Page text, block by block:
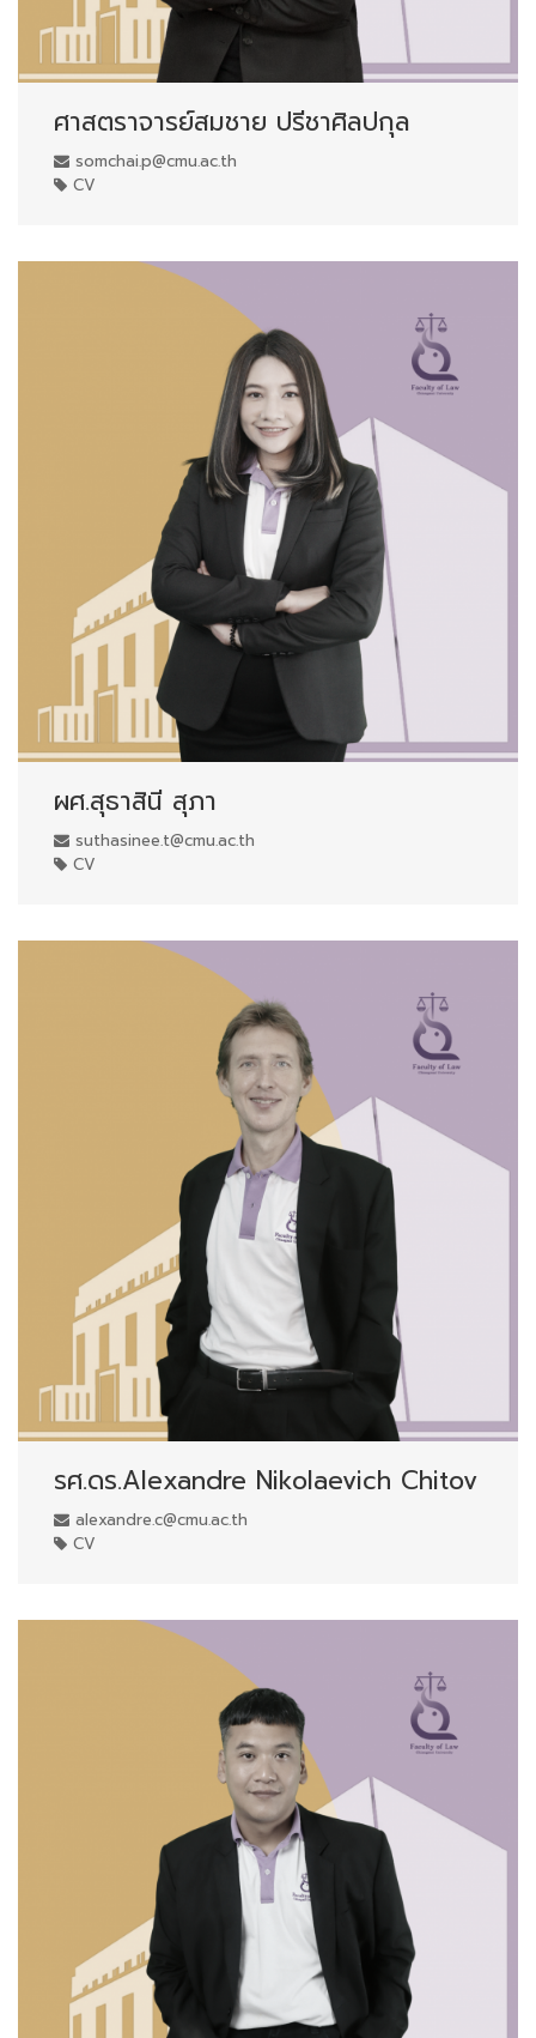
ศาสตราจารย์สมชาย ปรีชาศิลปกุล
somchai.p@cmu.ac.th
CV
ผศ.สุธาสินี สุภา
suthasinee.t@cmu.ac.th
CV
รศ.ดร.Alexandre Nikolaevich Chitov
alexandre.c@cmu.ac.th
CV